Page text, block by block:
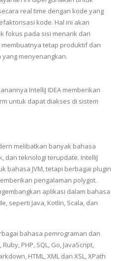
real time dengan kode yang
kode. Hal ini akan
fokus pada sisi menarik dari
tetap produktif dan
menyenangkan.
IntelliJ IDEA memberikan
untuk dapat diakses di sistem
melibatkan banyak bahasa
dan teknologi terupdate. IntelliJ
bahasa JVM, tetapi berbagai plugin
pengalaman polygot.
aplikasi dalam bahasa
seperti Java, Kotlin, Scala, dan
bahasa pemrograman dan
PHP, SQL, Go, JavaScript,
HTML, XML dan XSL, XPath